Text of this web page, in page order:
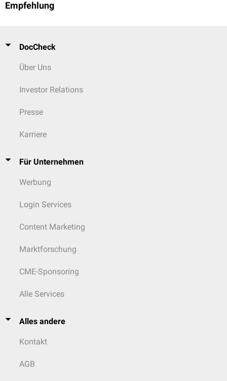
Empfehlung
DocCheck
Über Uns
Investor Relations
Presse
Karriere
Für Unternehmen
Werbung
Login Services
Content Marketing
Marktforschung
CME-Sponsoring
Alle Services
Alles andere
Kontakt
AGB